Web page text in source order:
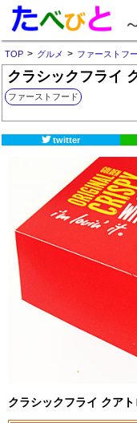
TOP > グルメ > ファーストフ
クラシックフライ
ファーストフード
twitter
クラシックフライ クア